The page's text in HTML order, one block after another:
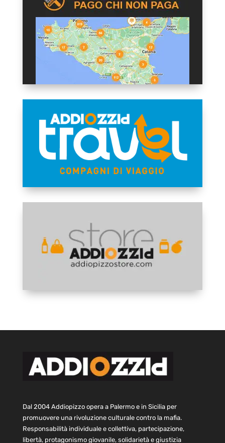
Dal 2004 Addiopizzo opera a Palermo e in Sicilia per
promuovere una rivoluzione culturale contro la mafia.
Responsabilità individuale e collettiva, partecipazione,
libertà, protagonismo giovanile, solidarietà e giustizia